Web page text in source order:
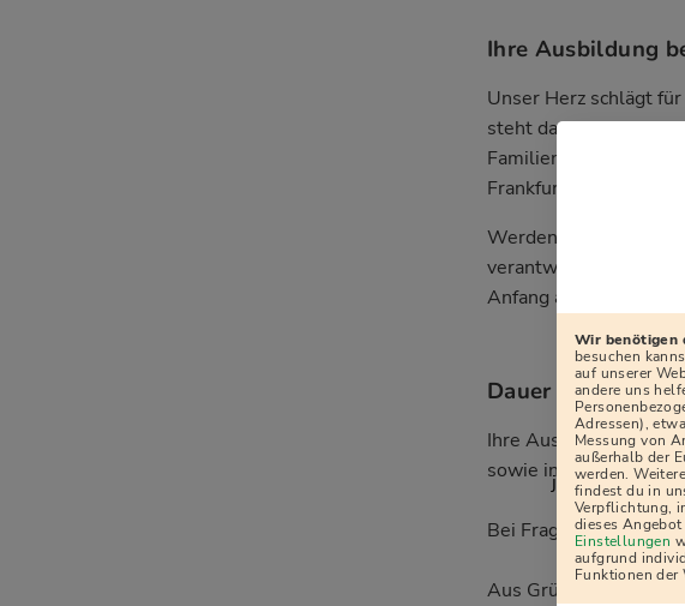
Ihre Ausbildung
Unser Herz schlägt
steht das
Familien, Freunden,
Frankfurt zu
Werden Sie ein Teil
verantwortungsvolle
Anfang an mittendrin
Dauer und Ablauf
Ihre Ausbildung
sowie in Baden-
Bei Fragen wenden
Aus Gründen der
j
Wir benötigen
besuchen
auf unserer
andere uns
Adressen),
Messung von
außerhalb der
werden.
findest du in
Verpflichtung,
dieses
Einstellungen
aufgrund
Funktionen der